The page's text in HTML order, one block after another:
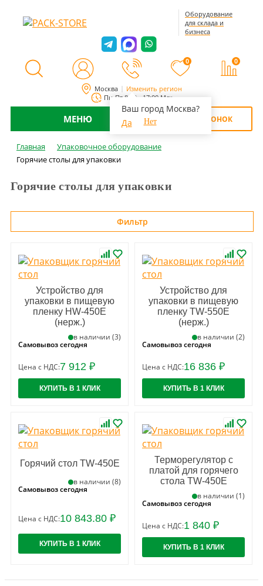
Москва Изменить регион
Ваш город Москва?
Да
Нет
Пн-Пт 8:00 - 17:00 Мск
Оборудование
для склада и
бизнеса
0 0
МЕНЮ ОБРАТНЫЙ ЗВОНОК
Главная
Упаковочное оборудование
Горячие столы для упаковки
Горячие столы для упаковки
Фильтр
Устройство для
упаковки в пищевую
пленку HW-450E
(нерж.)
в наличии (3)
Самовывоз сегодня
Цена с НДС:7 912 ₽
КУПИТЬ В 1 КЛИК
Устройство для
упаковки в пищевую
пленку TW-550E
(нерж.)
в наличии (2)
Самовывоз сегодня
Цена с НДС:16 836 ₽
КУПИТЬ В 1 КЛИК
Горячий стол TW-450E
в наличии (8)
Самовывоз сегодня
Цена с НДС:10 843.80 ₽
КУПИТЬ В 1 КЛИК
Терморегулятор с
платой для горячего
стола TW-450E
в наличии (1)
Самовывоз сегодня
Цена с НДС:1 840 ₽
КУПИТЬ В 1 КЛИК